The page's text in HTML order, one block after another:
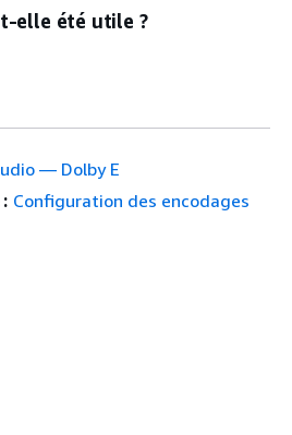
elle été utile ?
— Dolby E
Configuration des encodages